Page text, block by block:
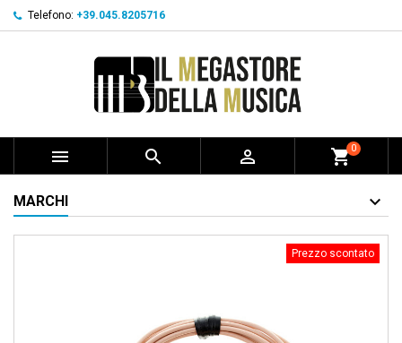
Telefono: +39.045.8205716
   shopping_cart0
MARCHI
Prezzo scontato